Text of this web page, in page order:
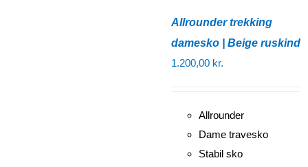
Allrounder trekking
damesko | Beige ruskind
1.200,00 kr.
Allrounder
Dame travesko
Stabil sko